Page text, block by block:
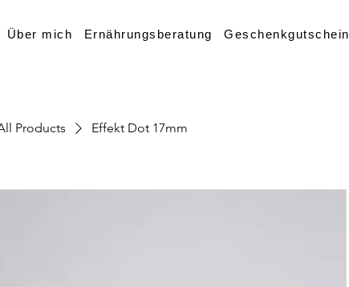
Über mich Ernährungsberatung Geschenkgutschein
Products Effekt Dot 17mm